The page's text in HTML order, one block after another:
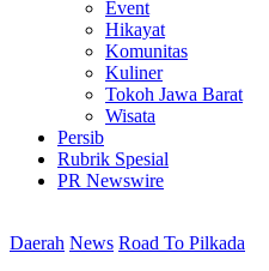
Event
Hikayat
Komunitas
Kuliner
Tokoh Jawa Barat
Wisata
Persib
Rubrik Spesial
PR Newswire
Daerah News Road To Pilkada